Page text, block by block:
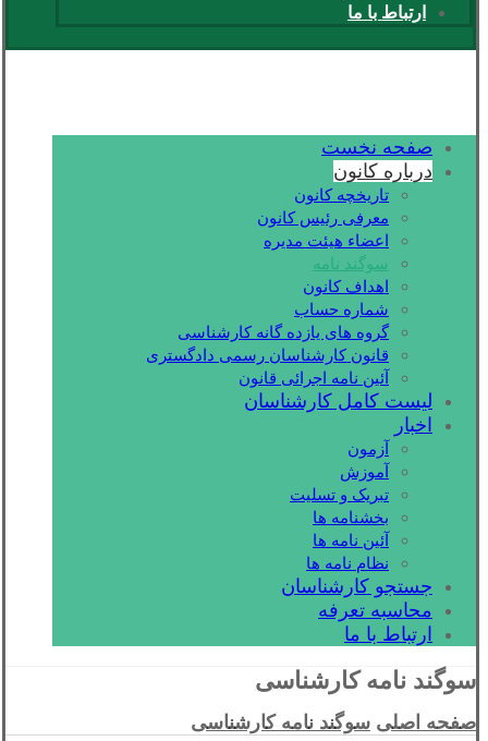
ارتباط با ما
صفحه نخست
درباره کانون
تاریخچه کانون
معرفی رئیس کانون
اعضاء هیئت مدیره
سوگند نامه
اهداف کانون
شماره حساب
گروه های یازده گانه کارشناسی
قانون کارشناسان رسمی دادگستری
آئین نامه اجرائی قانون
لیست کامل کارشناسان
اخبار
آزمون
آموزش
تبریک و تسلیت
بخشنامه ها
آئین نامه ها
نظام نامه ها
جستجو کارشناسان
محاسبه تعرفه
ارتباط با ما
سوگند نامه کارشناسی
صفحه اصلی سوگند نامه کارشناسی